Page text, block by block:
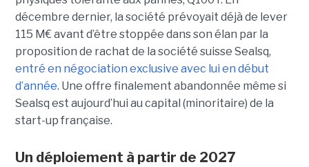
décembre dernier, la société prévoyait déjà de lever
115 M€ avant d’être stoppée dans son élan par la
proposition de rachat de la société suisse Sealsq,
entré en négociation exclusive avec lui en début
d’année. Une offre finalement abandonnée même si
Sealsq est aujourd’hui au capital (minoritaire) de la
start-up française.
Un déploiement à partir de 2027